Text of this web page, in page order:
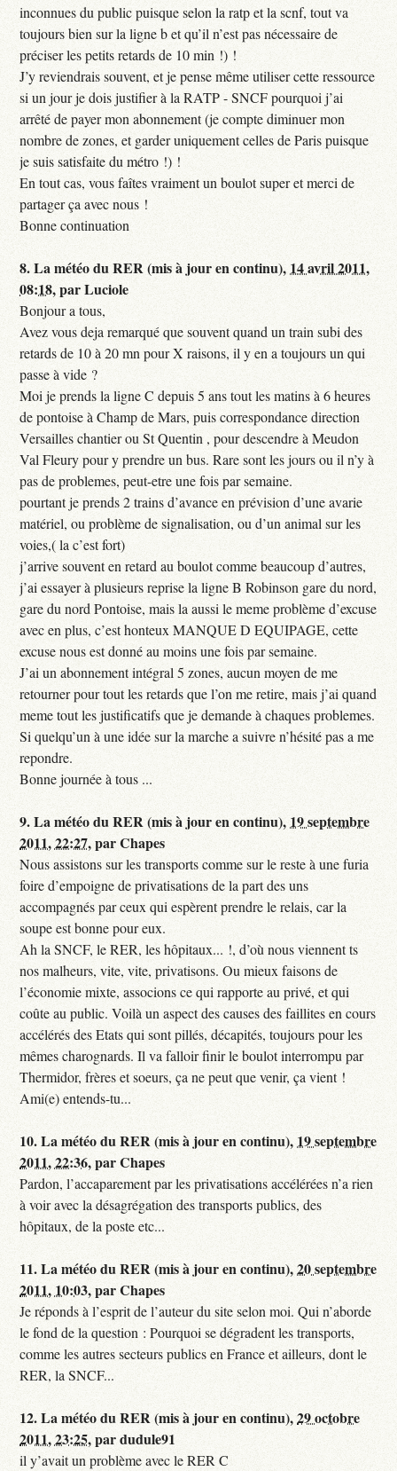
inconnues du public puisque selon la ratp et la scnf, tout va
toujours bien sur la ligne b et qu’il n’est pas nécessaire de
préciser les petits retards de 10 min !) !
J’y reviendrais souvent, et je pense même utiliser cette ressource
si un jour je dois justifier à la RATP - SNCF pourquoi j’ai
arrêté de payer mon abonnement (je compte diminuer mon
nombre de zones, et garder uniquement celles de Paris puisque
je suis satisfaite du métro !) !
En tout cas, vous faîtes vraiment un boulot super et merci de
partager ça avec nous !
Bonne continuation
8.La météo du RER (mis à jour en continu), 14 avril 2011,
08:18,parLuciole
Bonjour a tous,
Avez vous deja remarqué que souvent quand un train subi des
retards de 10 à 20 mn pour X raisons, il y en a toujours un qui
passe à vide ?
Moi je prends la ligne C depuis 5 ans tout les matins à 6 heures
de pontoise à Champ de Mars, puis correspondance direction
Versailles chantier ou St Quentin , pour descendre à Meudon
Val Fleury pour y prendre un bus. Rare sont les jours ou il n’y à
pas de problemes, peut-etre une fois par semaine.
pourtant je prends 2 trains d’avance en prévision d’une avarie
matériel, ou problème de signalisation, ou d’un animal sur les
voies,( la c’est fort)
j’arrive souvent en retard au boulot comme beaucoup d’autres,
j’ai essayer à plusieurs reprise la ligne B Robinson gare du nord,
gare du nord Pontoise, mais la aussi le meme problème d’excuse
avec en plus, c’est honteux MANQUE D EQUIPAGE, cette
excuse nous est donné au moins une fois par semaine.
J’ai un abonnement intégral 5 zones, aucun moyen de me
retourner pour tout les retards que l’on me retire, mais j’ai quand
meme tout les justificatifs que je demande à chaques problemes.
Si quelqu’un à une idée sur la marche a suivre n’hésité pas a me
repondre.
Bonne journée à tous ...
9.La météo du RER (mis à jour en continu), 19 septembre
2011, 22:27,parChapes
Nous assistons sur les transports comme sur le reste à une furia
foire d’empoigne de privatisations de la part des uns
accompagnés par ceux qui espèrent prendre le relais, car la
soupe est bonne pour eux.
Ah la SNCF, le RER, les hôpitaux... !, d’où nous viennent ts
nos malheurs, vite, vite, privatisons. Ou mieux faisons de
l’économie mixte, associons ce qui rapporte au privé, et qui
coûte au public. Voilà un aspect des causes des faillites en cours
accélérés des Etats qui sont pillés, décapités, toujours pour les
mêmes charognards. Il va falloir finir le boulot interrompu par
Thermidor, frères et soeurs, ça ne peut que venir, ça vient !
Ami(e) entends-tu...
10.La météo du RER (mis à jour en continu), 19 septembre
2011, 22:36,parChapes
Pardon, l’accaparement par les privatisations accélérées n’a rien
à voir avec la désagrégation des transports publics, des
hôpitaux, de la poste etc...
11.La météo du RER (mis à jour en continu),20 septembre
2011, 10:03,parChapes
Je réponds à l’esprit de l’auteur du site selon moi. Qui n’aborde
le fond de la question : Pourquoi se dégradent les transports,
comme les autres secteurs publics en France et ailleurs, dont le
RER, la SNCF...
12.La météo du RER (mis à jour en continu),29 octobre
2011, 23:25,pardudule91
il y’avait un problème avec le RER C